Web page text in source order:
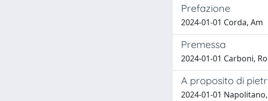
Prefazione
2024-01-01 Corda, Am
Premessa
2024-01-01 Carboni,
A proposito di
2024-01-01